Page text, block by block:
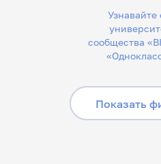
сообщества
смотрите
Показать
Скрыть